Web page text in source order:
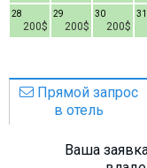
200$
28
200$
29
200$
30 31
Прямой запрос
в отель
Ваша